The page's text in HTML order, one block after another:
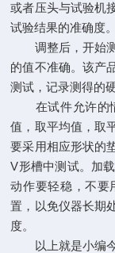
或者压头与试验机
试验结果的准确度。
调整后，开始测
的值不准确。该产
测试，记录测得的
在试件允许的情
值，取平均值，取
要采用相应形状的
V形槽中测试。加
动作要轻稳，不要
置，以免仪器长期
度。
以上就是小编今